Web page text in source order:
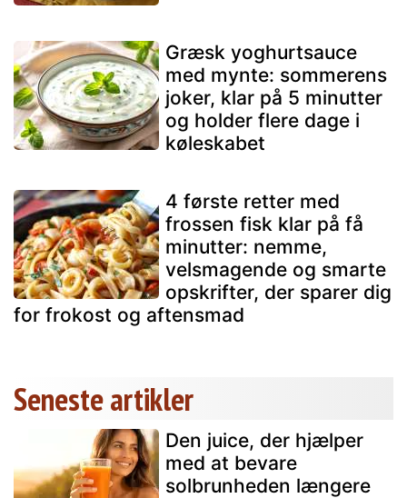
Græsk yoghurtsauce
med mynte: sommerens
joker, klar på 5 minutter
og holder flere dage i
køleskabet
4 første retter med
frossen fisk klar på få
minutter: nemme,
velsmagende og smarte
opskrifter, der sparer dig
for frokost og aftensmad
Seneste artikler
Den juice, der hjælper
med at bevare
solbrunheden længere